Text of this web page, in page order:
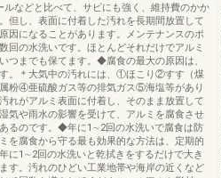
ルなどと比べて、サビにも強く、維持費のかか
但し、表面に付着した汚れを長期間放置して
因になることがあります。メンテナンスのポ
回の水洗いです。ほとんどそれだけでアルミ
つまでも保てます。◆腐食の最大の原因は、
。＊大気中の汚れには、①ほこり②すす（煤
粉④亜硫酸ガス等の排気ガス⑤海塩等があり
れがアルミ表面に付着し、そのまま放置して
気や雨水の影響を受けて、アルミを腐食させ
るのです。◆年に1∼2回の水洗いで腐食は防
を腐食から守る最も効果的な方法は、定期的
に1∼2回の水洗いと乾拭きをするだけで大き
す。汚れのひどい工業地帯や海岸の近くなど